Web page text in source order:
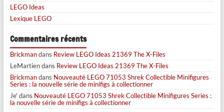
LEGO Ideas
Lexique LEGO
Commentaires récents
Brickmandans Review LEGO Ideas 21369 The X-Files
LeMartiendans Review LEGO Ideas 21369 The X-Files
Brickmandans Nouveauté LEGO 71053 Shrek Collectible Minifigures
Series : la nouvelle série de minifigs à collectionner
Je' dans Nouveauté LEGO 71053 Shrek Collectible Minifigures Series :
la nouvelle série de minifigs à collectionner